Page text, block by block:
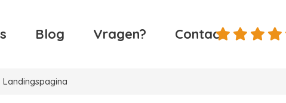
Blog Vragen? Contact
Landingspagina